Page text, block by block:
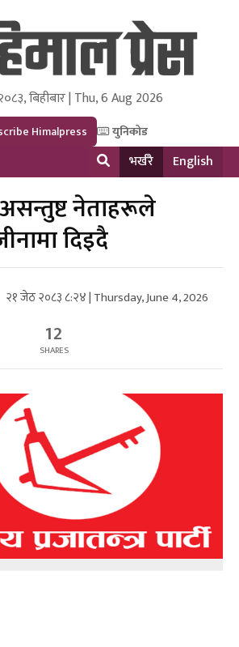
Media and Research Pvt Ltd.
बिहीबार | Thu, 6 Aug 2026
Himalpress युनिकोड
भर्खरै English
नेताहरूले
दिइदै
२१ जेठ २०८३ ८:२४ | Thursday, June 4, 2026
12
SHARES